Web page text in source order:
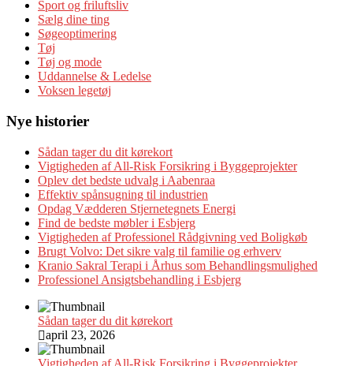
Sport og friluftsliv
Sælg dine ting
Søgeoptimering
Tøj
Tøj og mode
Uddannelse & Ledelse
Voksen legetøj
Nye historier
Sådan tager du dit kørekort
Vigtigheden af All-Risk Forsikring i Byggeprojekter
Oplev det bedste udvalg i Aabenraa
Effektiv spånsugning til industrien
Opdag Vædderen Stjernetegnets Energi
Find de bedste møbler i Esbjerg
Vigtigheden af Professionel Rådgivning ved Boligkøb
Brugt Volvo: Det sikre valg til familie og erhverv
Kranio Sakral Terapi i Århus som Behandlingsmulighed
Professionel Ansigtsbehandling i Esbjerg
Sådan tager du dit kørekort
april 23, 2026
Vigtigheden af All-Risk Forsikring i Byggeprojekter